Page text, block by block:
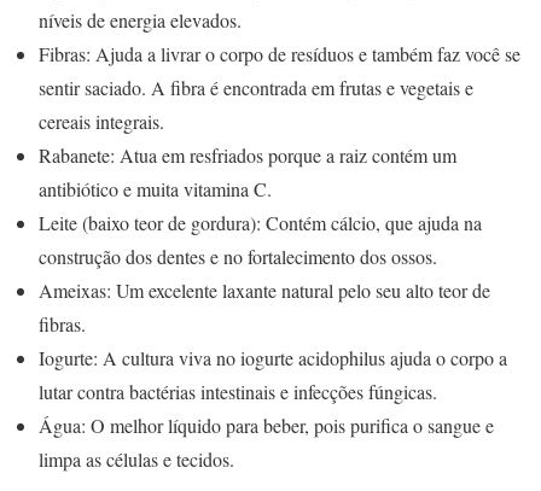
níveis de energia elevados.
Fibras: Ajuda a livrar o corpo de resíduos e também faz você se
sentir saciado. A fibra é encontrada em frutas e vegetais e
cereais integrais.
Rabanete: Atua em resfriados porque a raiz contém um
antibiótico e muita vitamina C.
Leite (baixo teor de gordura): Contém cálcio, que ajuda na
construção dos dentes e no fortalecimento dos ossos.
Ameixas: Um excelente laxante natural pelo seu alto teor de
fibras.
Iogurte: A cultura viva no iogurte acidophilus ajuda o corpo a
lutar contra bactérias intestinais e infecções fúngicas.
Água: O melhor líquido para beber, pois purifica o sangue e
limpa as células e tecidos.